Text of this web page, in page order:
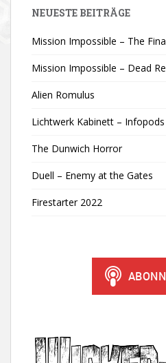
NEUESTE BEITRÄGE
Mission Impossible – The
Mission Impossible – Dead
Alien Romulus
Lichtwerk Kabinett – Infopods
The Dunwich Horror
Duell – Enemy at the Gates
Firestarter 2022